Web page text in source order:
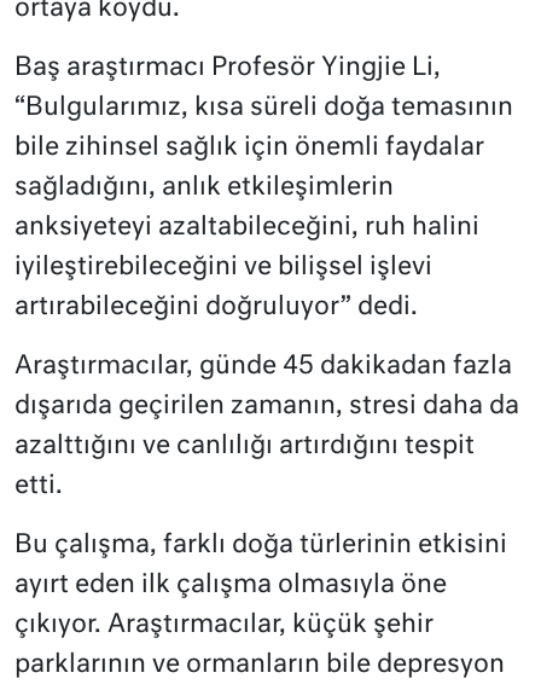
ortaya koydu.
Baş araştırmacı Profesör Yingjie Li,
“Bulgularımız, kısa süreli doğa temasının
bile zihinsel sağlık için önemli faydalar
sağladığını, anlık etkileşimlerin
anksiyeteyi azaltabileceğini, ruh halini
iyileştirebileceğini ve bilişsel işlevi
artırabileceğini doğruluyor” dedi.
Araştırmacılar, günde 45 dakikadan fazla
dışarıda geçirilen zamanın, stresi daha da
azalttığını ve canlılığı artırdığını tespit
etti.
Bu çalışma, farklı doğa türlerinin etkisini
ayırt eden ilk çalışma olmasıyla öne
çıkıyor. Araştırmacılar, küçük şehir
parklarının ve ormanların bile depresyon